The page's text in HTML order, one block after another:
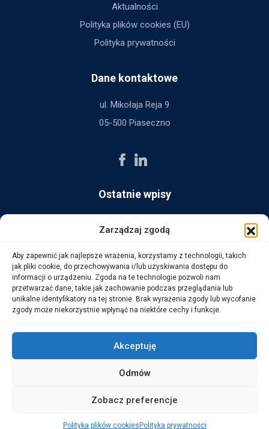
Zarządzaj zgodą
Aby zapewnić jak najlepsze wrażenia, korzystamy z technologii, takich
jak pliki cookie, do przechowywania i/lub uzyskiwania dostępu do
informacji o urządzeniu. Zgoda na te technologie pozwoli nam
przetwarzać dane, takie jak zachowanie podczas przeglądania lub
unikalne identyfikatory na tej stronie. Brak wyrażenia zgody lub wycofanie
zgody może niekorzystnie wpłynąć na niektóre cechy i funkcje.
Akceptuję
Odmów
Zobacz preferencje
Polityka plików cookies Polityka prywatności
Aktualności
Polityka plików cookies (EU)
Polityka prywatności
Dane kontaktowe
ul. Mikołaja Reja 9
05-500 Piaseczno
Ostatnie wpisy
Micro
14 października, 2025
WarehouseLAB: LOGISTYKA 4.0 – Automatyzacja i
Optymalizacja Procesów Logistycznych
ALL RIGHTS RESERVED